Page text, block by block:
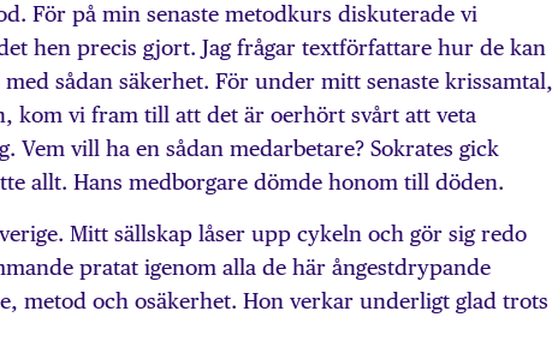
För på min senaste metodkurs diskuterade vi
hen precis gjort. Jag frågar textförfattare hur de kan
sådan säkerhet. För under mitt senaste krissamtal,
kom vi fram till att det är oerhört svårt att veta
Vem vill ha en sådan medarbetare? Sokrates gick
allt. Hans medborgare dömde honom till döden.
Mitt sällskap låser upp cykeln och gör sig redo
pratat igenom alla de här ångestdrypande
metod och osäkerhet. Hon verkar underligt glad trots